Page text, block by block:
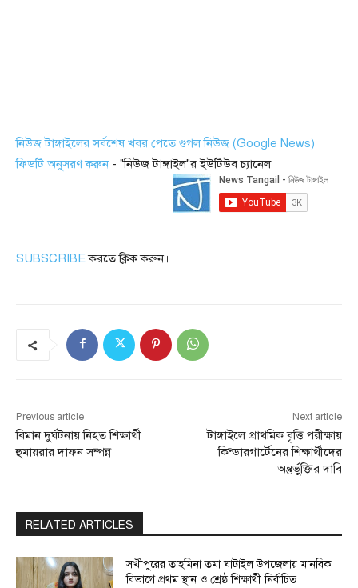
নিউজ টাঙ্গাইলের সর্বশেষ খবর পেতে গুগল নিউজ (Google News)
ফিডটি অনুসরণ করুন - "নিউজ টাঙ্গাইল"র ইউটিউব চ্যানেল
SUBSCRIBEকরতে ক্লিক করুন।
Previous article
বিমান দুর্ঘটনায় নিহত শিক্ষার্থী
হুমায়রার দাফন সম্পন্ন
Next article
টাঙ্গাইলে প্রাথমিক বৃত্তি পরীক্ষায়
কিন্ডারগার্টেনের শিক্ষার্থীদের
অন্তুর্ভুক্তির দাবি
RELATED ARTICLES
সখীপুরের তাহমিনা তমা ঘাটাইল উপজেলায় মানবিক
বিভাগে প্রথম স্থান ও শ্রেষ্ঠ শিক্ষার্থী নির্বাচিত